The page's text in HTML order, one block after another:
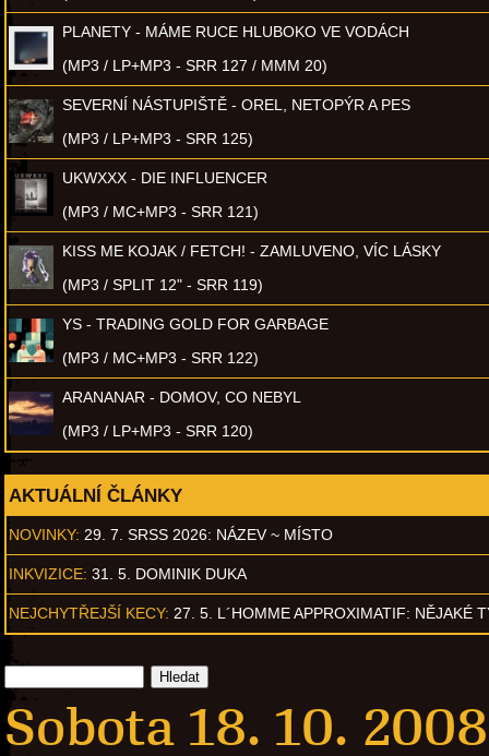
PLANETY - MÁME RUCE HLUBOKO VE VODÁCH
(MP3 / LP+MP3 - SRR 127 / MMM 20)
SEVERNÍ NÁSTUPIŠTĚ - OREL, NETOPÝR A PES
(MP3 / LP+MP3 - SRR 125)
UKWXXX - DIE INFLUENCER
(MP3 / MC+MP3 - SRR 121)
KISS ME KOJAK / FETCH! - ZAMLUVENO, VÍC LÁSKY
(MP3 / SPLIT 12" - SRR 119)
YS - TRADING GOLD FOR GARBAGE
(MP3 / MC+MP3 - SRR 122)
ARANANAR - DOMOV, CO NEBYL
(MP3 / LP+MP3 - SRR 120)
AKTUÁLNÍ ČLÁNKY
NOVINKY: 29. 7. SRSS 2026: NÁZEV ~ MÍSTO
INKVIZICE: 31. 5. DOMINIK DUKA
NEJCHYTŘEJŠÍ KECY: 27. 5. L´HOMME APPROXIMATIF: NĚJAKÉ
Sobota 18. 10.